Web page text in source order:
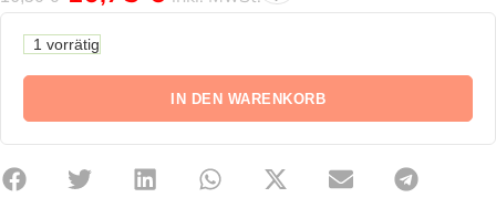
1 vorrätig
IN DEN WARENKORB